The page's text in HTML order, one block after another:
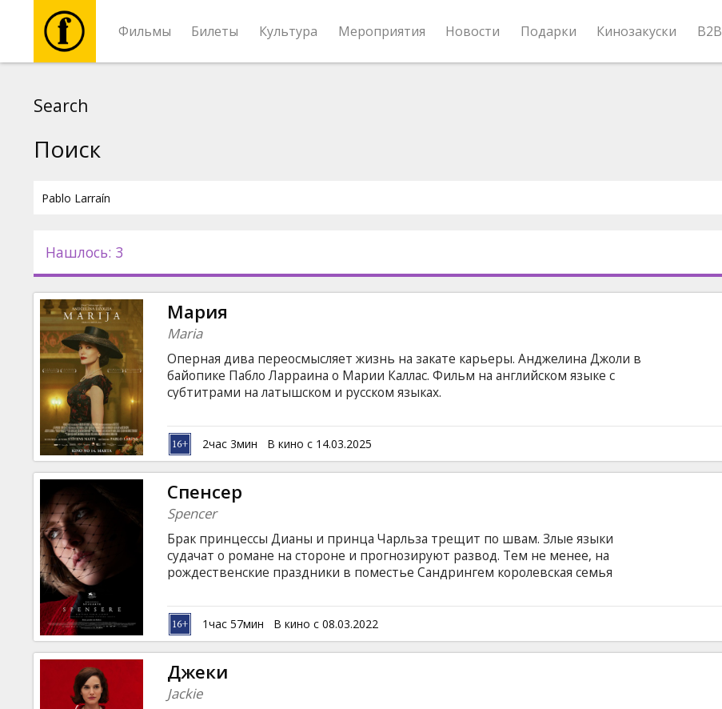
Фильмы Билеты Культура Мероприятия Новости Подарки Кинозакуски B2B
Новости
Подарки
Кинозакуски
B2B
Клуб
Search
Поиск
Нашлось: 3
Мария
Maria
Оперная дива переосмысляет жизнь на закате карьеры. Анджелина Джоли в
байопике Пабло Ларраина о Марии Каллас. Фильм на английском языке с
субтитрами на латышском и русском языках.
2час 3мин В кино с 14.03.2025
Спенсер
Spencer
Брак принцессы Дианы и принца Чарльза трещит по швам. Злые языки
судачат о романе на стороне и прогнозируют развод. Тем не менее, на
рождественские праздники в поместье Сандрингем королевская семья
на охоту, но сможет ли Диана продолжать эту игру? Фильм на английском
языке с субтитрами на латышском и русском языках.
1час 57мин В кино с 08.03.2022
Джеки
Jackie